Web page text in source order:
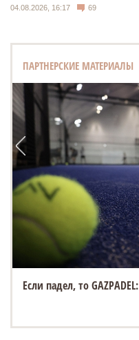
04.08.2026, 16:17 69
ПАРТНЕРСКИЕ МАТЕРИАЛЫ
Если падел, то